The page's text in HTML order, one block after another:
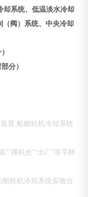
却系统、低温淡水冷却
阀）系统、中央冷却
分）
置,船舶轮机冷却系统
裸机价”“出厂”等字样
轮机冷却系统实验台